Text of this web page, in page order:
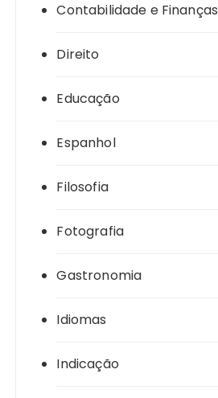
Contabilidade e Finanças
Direito
Educação
Espanhol
Filosofia
Fotografia
Gastronomia
Idiomas
Indicação